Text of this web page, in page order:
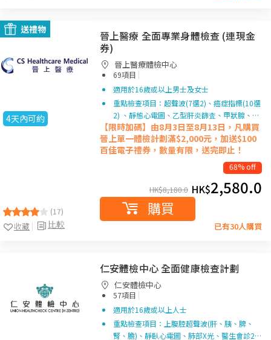
送禮物
4天內可約
(17)
比較
收藏
晉上醫療 全面專業身體檢查 (連現金
券)
晉上醫療體檢中心
69項目 |
適用於16歲或以上男士及女士
重點檢查項目：超聲波(7選2)、癌症指標(10選
2) 、靜態心電圖、乙型肝炎篩査、甲狀腺、…
【限時加碼】由8月3日至8月13日，凡購買
晉上單一體檢計劃滿$2,000元，加送$100
百佳電子禮券，數量有限，送完即止！
68% off
HK$8,180.0 HK$2,580.0
購買
已有30人購買
仁安體檢中心 全面健康檢查計劃
仁安體檢中心
57項目 |
適用於16歲或以上人士
重點檢查項目：上腹腔超聲波(肝、胰、脾、
腎、膽)、靜臥心電圖、肺部X光、醫生會診2…